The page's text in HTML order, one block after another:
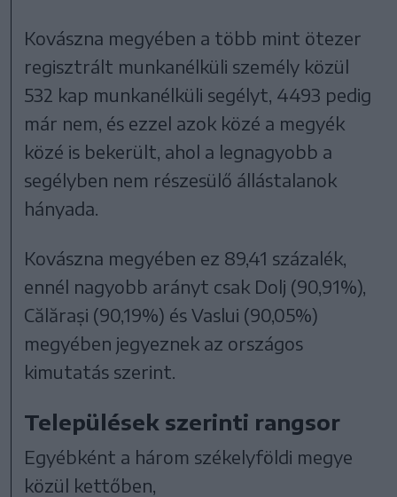
Kovászna megyében a több mint ötezer
regisztrált munkanélküli személy közül
532 kap munkanélküli segélyt, 4493 pedig
már nem, és ezzel azok közé a megyék
közé is bekerült, ahol a legnagyobb a
segélyben nem részesülő állástalanok
hányada.
Kovászna megyében ez 89,41 százalék,
ennél nagyobb arányt csak Dolj (90,91%),
Călărași (90,19%) és Vaslui (90,05%)
megyében jegyeznek az országos
kimutatás szerint.
Települések szerinti rangsor
Egyébként a három székelyföldi megye
közül kettőben,